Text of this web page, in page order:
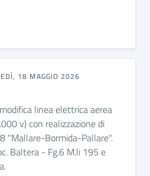
18 MAGGIO 2026
linea elettrica aerea
v) con realizzazione di
"Mallare-Bormida-Pallare".
Baltera - Fg.6 M.li 195 e